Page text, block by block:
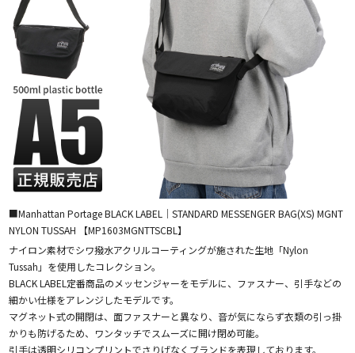
■Manhattan Portage BLACK LABEL｜STANDARD MESSENGER BAG(XS) MGNT
NYLON TUSSAH 【MP1603MGNTTSCBL】
ナイロン素材でシワ撥水アクリルコーティングが施された生地「Nylon
Tussah」を使用したコレクション。
BLACK LABEL定番商品のメッセンジャーをモデルに、ファスナー、引手などの
細かい仕様をアレンジしたモデルです。
マグネット式の開閉は、面ファスナーと異なり、音が気にならず衣類の引っ掛
かりも防げるため、ワンタッチでスムーズに開け閉め可能。
引手は透明シリコンプリントでさりげなくブランドを表現しております。